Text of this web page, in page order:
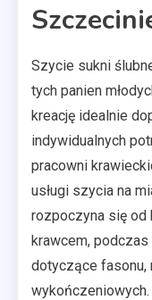
Szycie sukni
tych panien
kreację idealnie
indywidualnych
pracowni
usługi szycia na
rozpoczyna się od
krawcem,
dotyczące fasonu,